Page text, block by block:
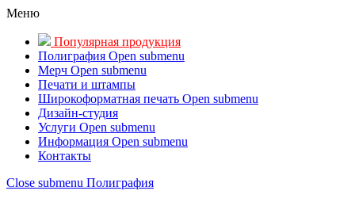
Меню
Популярная продукция
Полиграфия Open submenu
Мерч Open submenu
Печати и штампы
Широкоформатная печать Open submenu
Дизайн-студия
Услуги Open submenu
Информация Open submenu
Контакты
Close submenu Полиграфия